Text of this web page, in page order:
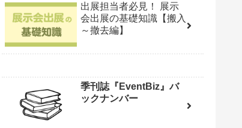
出展担当者必見！ 展示
会出展の基礎知識【搬入
～撤去編】
季刊誌『EventBiz』バ
ックナンバー